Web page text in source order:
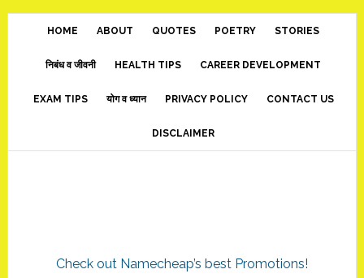
Skip
content
Skip
Skip
HOME ABOUT QUOTES POETRY STORIES
निबंध व जीवनी HEALTH TIPS CAREER DEVELOPMENT
EXAM TIPS योग व ध्यान PRIVACY POLICY CONTACT US
DISCLAIMER
Check out Namecheap’s best Promotions!